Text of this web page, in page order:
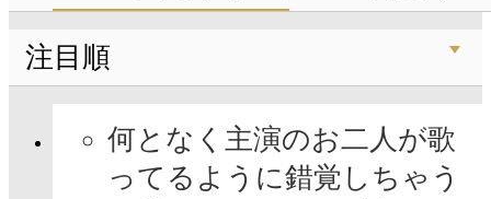
注目順
何となく主演のお二人が歌
ってるように錯覚しちゃう